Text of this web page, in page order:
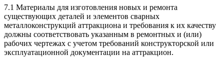
7.1 Материалы для изготовления новых и ремонта
существующих деталей и элементов сварных
металлоконструкций аттракциона и требования к их качеству
должны соответствовать указанным в ремонтных и (или)
рабочих чертежах с учетом требований конструкторской или
эксплуатационной документации на аттракцион.